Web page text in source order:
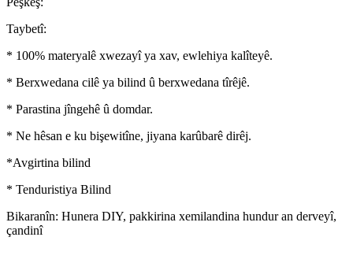
Taybetî:
* 100% materyalê xwezayî ya xav, ewlehiya kalîteyê.
* Berxwedana cilê ya bilind û berxwedana tîrêjê.
* Parastina jîngehê û domdar.
* Ne hêsan e ku bişewitîne, jiyana karûbarê dirêj.
*Avgirtina bilind
* Tenduristiya Bilind
Bikaranîn: Hunera DIY, pakkirina xemilandina hundur an derveyî,
çandinî